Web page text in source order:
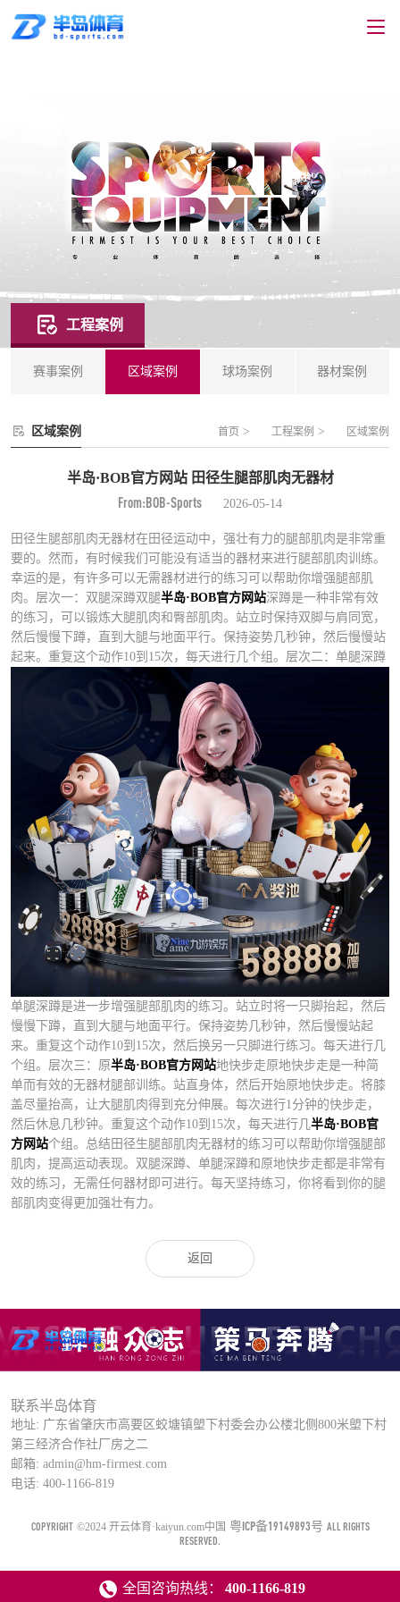
工程案例
赛事案例 区域案例 球场案例 器材案例
区域案例 首页 > 工程案例 > 区域案例
半岛·BOB官方网站 田径生腿部肌肉无器材
From:BOB-Sports 2026-05-14
田径生腿部肌肉无器材在田径运动中，强壮有力的腿部肌肉是非常重
要的。然而，有时候我们可能没有适当的器材来进行腿部肌肉训练。
幸运的是，有许多可以无需器材进行的练习可以帮助你增强腿部肌
肉。层次一：双腿深蹲双腿半岛·BOB官方网站深蹲是一种非常有效
的练习，可以锻炼大腿肌肉和臀部肌肉。站立时保持双脚与肩同宽，
然后慢慢下蹲，直到大腿与地面平行。保持姿势几秒钟，然后慢慢站
起来。重复这个动作10到15次，每天进行几个组。层次二：单腿深蹲
单腿深蹲是进一步增强腿部肌肉的练习。站立时将一只脚抬起，然后
慢慢下蹲，直到大腿与地面平行。保持姿势几秒钟，然后慢慢站起
来。重复这个动作10到15次，然后换另一只脚进行练习。每天进行几
个组。层次三：原半岛·BOB官方网站地快步走原地快步走是一种简
单而有效的无器材腿部训练。站直身体，然后开始原地快步走。将膝
盖尽量抬高，让大腿肌肉得到充分伸展。每次进行1分钟的快步走，
然后休息几秒钟。重复这个动作10到15次，每天进行几半岛·BOB官
方网站个组。总结田径生腿部肌肉无器材的练习可以帮助你增强腿部
肌肉，提高运动表现。双腿深蹲、单腿深蹲和原地快步走都是非常有
效的练习，无需任何器材即可进行。每天坚持练习，你将看到你的腿
部肌肉变得更加强壮有力。
返回
联系半岛体育
地址: 广东省肇庆市高要区蛟塘镇塱下村委会办公楼北侧800米塱下村
第三经济合作社厂房之二
邮箱: admin@hm-firmest.com
电话: 400-1166-819
COPYRIGHT ©2024 开云体育·kaiyun.com中国 粤ICP备19149893号 ALL RIGHTS
RESERVED.
全国咨询热线： 400-1166-819